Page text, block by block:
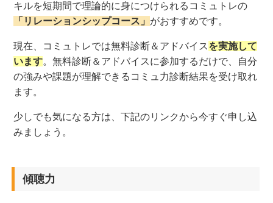
キルを短期間で理論的に身につけられるコミュトレの
「リレーションシップコース」 がおすすめです。
現在、コミュトレでは無料診断＆アドバイスを実施して
います。無料診断＆アドバイスに参加するだけで、自分
の強みや課題が理解できるコミュ力診断結果を受け取れ
ます。
少しでも気になる方は、下記のリンクから今すぐ申し込
みましょう。
傾聴力